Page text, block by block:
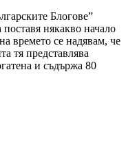
Блогове”
някакво начало
времето се надявам, че
тя представлява
и съдържа 80